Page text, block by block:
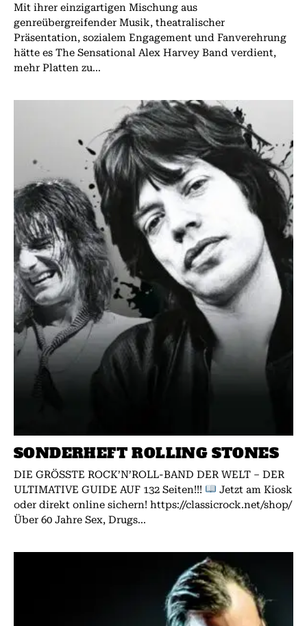
Mit ihrer einzigartigen Mischung aus
genreübergreifender Musik, theatralischer
Präsentation, sozialem Engagement und Fanverehrung
hätte es The Sensational Alex Harvey Band verdient,
mehr Platten zu...
SONDERHEFT ROLLING STONES
DIE GRÖSSTE ROCK’N’ROLL-BAND DER WELT – DER
ULTIMATIVE GUIDE AUF 132 Seiten!!!
Jetzt am Kiosk
oder direkt online sichern! https://classicrock.net/shop/
Über 60 Jahre Sex, Drugs...